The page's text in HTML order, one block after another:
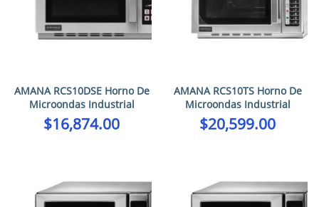
AMANA RCS10DSE Horno De
Microondas Industrial
$16,874.00
AMANA RCS10TS Horno De
Microondas Industrial
$20,599.00